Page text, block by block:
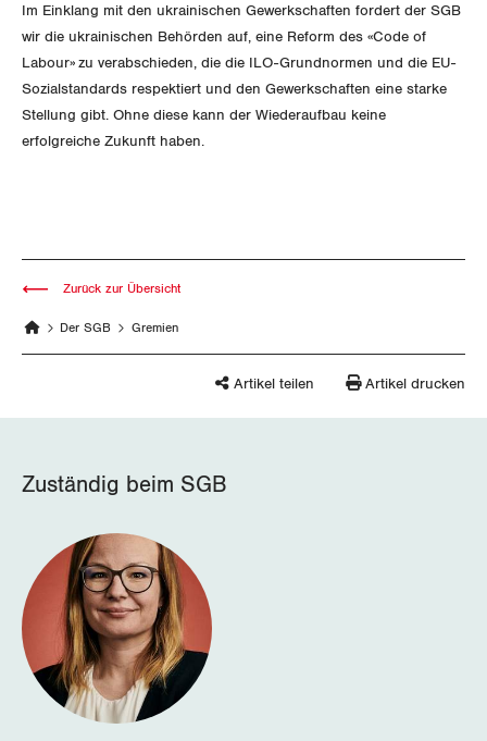
Im Einklang mit den ukrainischen Gewerkschaften fordert der SGB
wir die ukrainischen Behörden auf, eine Reform des «Code of
Labour» zu verabschieden, die die ILO-Grundnormen und die EU-
Sozialstandards respektiert und den Gewerkschaften eine starke
Stellung gibt. Ohne diese kann der Wiederaufbau keine
erfolgreiche Zukunft haben.
Der SGB Gremien
Zurück zur Übersicht
Artikel teilen Artikel drucken
Zuständig beim SGB